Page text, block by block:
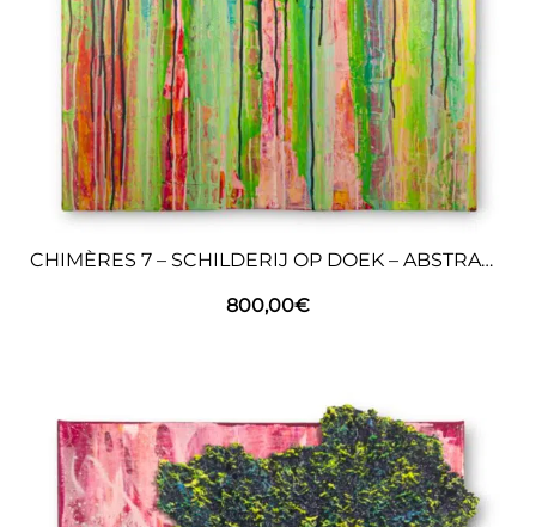
CHIMÈRES 7 – SCHILDERIJ OP DOEK – ABSTRACTE KUNST
800,00€